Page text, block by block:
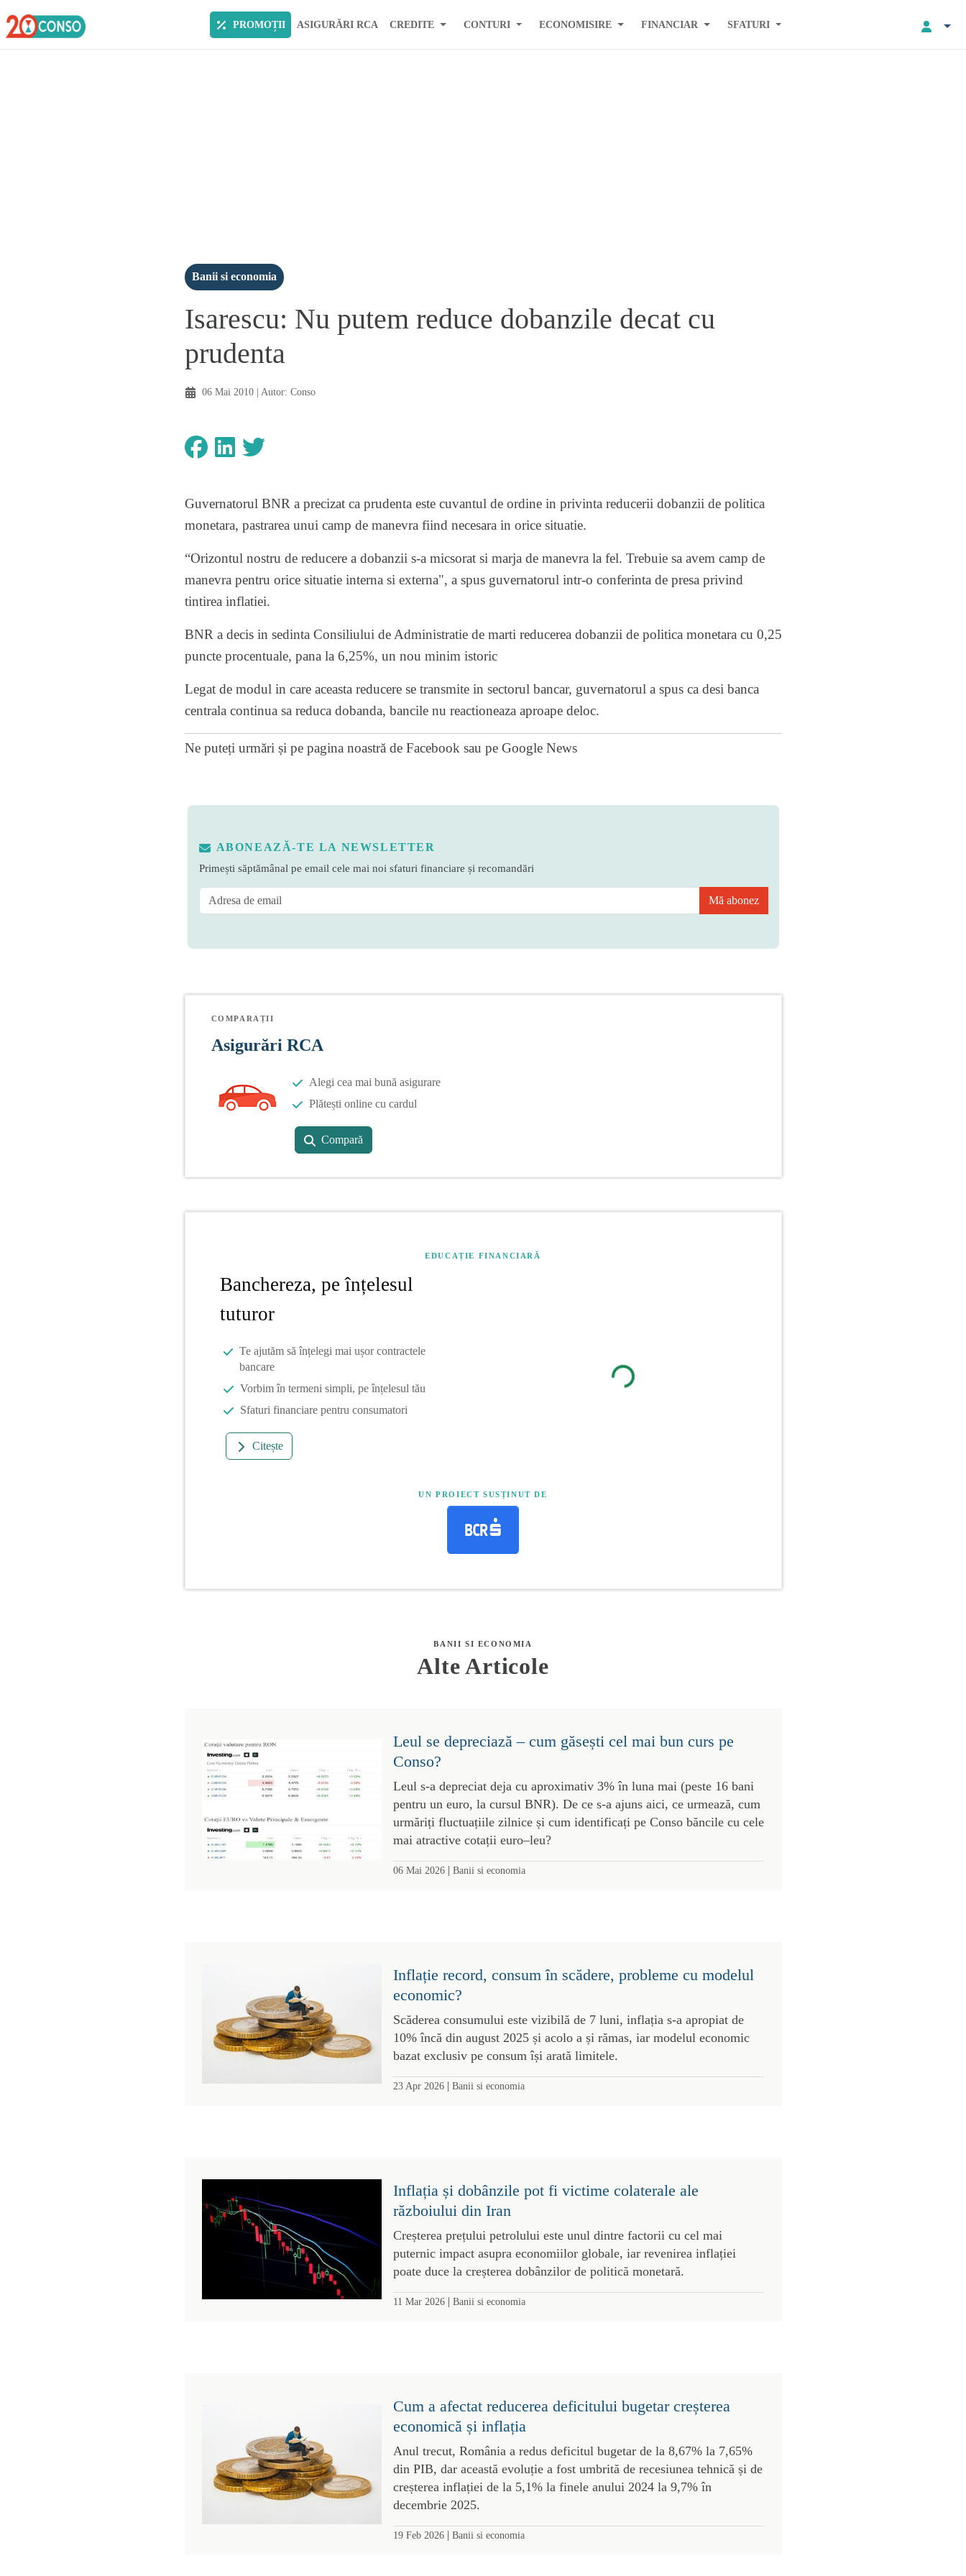
PROMOȚII ASIGURĂRI RCA CREDITE CONTURI ECONOMISIRE FINANCIAR SFATURI
Banii si economia
Isarescu: Nu putem reduce dobanzile decat cu
prudenta
06 Mai 2010| Autor: Conso
Guvernatorul BNR a precizat ca prudenta este cuvantul de ordine in privinta reducerii dobanzii de politica
monetara, pastrarea unui camp de manevra fiind necesara in orice situatie.
“Orizontul nostru de reducere a dobanzii s-a micsorat si marja de manevra la fel. Trebuie sa avem camp de
manevra pentru orice situatie interna si externa", a spus guvernatorul intr-o conferinta de presa privind
tintirea inflatiei.
BNR a decis in sedinta Consiliului de Administratie de marti reducerea dobanzii de politica monetara cu 0,25
puncte procentuale, pana la 6,25%, un nou minim istoric
Legat de modul in care aceasta reducere se transmite in sectorul bancar, guvernatorul a spus ca desi banca
centrala continua sa reduca dobanda, bancile nu reactioneaza aproape deloc.
Ne puteți urmări și pe pagina noastră de Facebook sau pe Google News
ABONEAZĂ-TE LA NEWSLETTER
Primești săptămânal pe email cele mai noi sfaturi financiare și recomandări
Mă abonez
COMPARAȚII
Asigurări RCA
Alegi cea mai bună asigurare
Plătești online cu cardul
Compară
EDUCAȚIE FINANCIARĂ
Banchereza, pe înțelesul
tuturor
Te ajutăm să înțelegi mai ușor contractele
bancare
Vorbim în termeni simpli, pe înțelesul tău
Sfaturi financiare pentru consumatori
Citește
UN PROIECT SUSȚINUT DE
BANII SI ECONOMIA
Alte Articole
Leul se depreciază – cum găsești cel mai bun curs pe
Conso?
Leul s-a depreciat deja cu aproximativ 3% în luna mai (peste 16 bani
pentru un euro, la cursul BNR). De ce s-a ajuns aici, ce urmează, cum
urmăriți fluctuațiile zilnice și cum identificați pe Conso băncile cu cele
mai atractive cotații euro–leu?
06 Mai 2026| Banii si economia
Inflație record, consum în scădere, probleme cu modelul
economic?
Scăderea consumului este vizibilă de 7 luni, inflația s-a apropiat de
10% încă din august 2025 și acolo a și rămas, iar modelul economic
bazat exclusiv pe consum își arată limitele.
23 Apr 2026| Banii si economia
Inflația și dobânzile pot fi victime colaterale ale
războiului din Iran
Creșterea prețului petrolului este unul dintre factorii cu cel mai
puternic impact asupra economiilor globale, iar revenirea inflației
poate duce la creșterea dobânzilor de politică monetară.
11 Mar 2026| Banii si economia
Cum a afectat reducerea deficitului bugetar creșterea
economică și inflația
Anul trecut, România a redus deficitul bugetar de la 8,67% la 7,65%
din PIB, dar această evoluție a fost umbrită de recesiunea tehnică și de
creșterea inflației de la 5,1% la finele anului 2024 la 9,7% în
decembrie 2025.
19 Feb 2026| Banii si economia